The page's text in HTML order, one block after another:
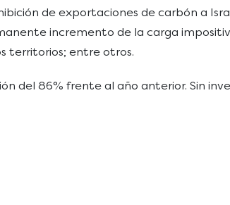
de exportaciones de carbón a
incremento de la carga
territorios; entre otros.
del 86% frente al año anterior. Sin